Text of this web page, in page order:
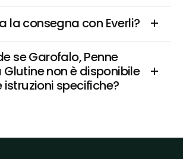
la consegna con Everli?
se Garofalo, Penne
Glutine non è disponibile
specifiche?